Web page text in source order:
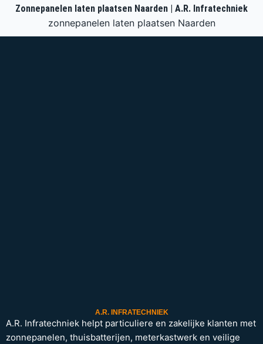
Zonnepanelen laten plaatsen Naarden | A.R. Infratechniek
zonnepanelen laten plaatsen Naarden
A.R. INFRATECHNIEK
A.R. Infratechniek helpt particuliere en zakelijke klanten met
zonnepanelen, thuisbatterijen, meterkastwerk en veilige